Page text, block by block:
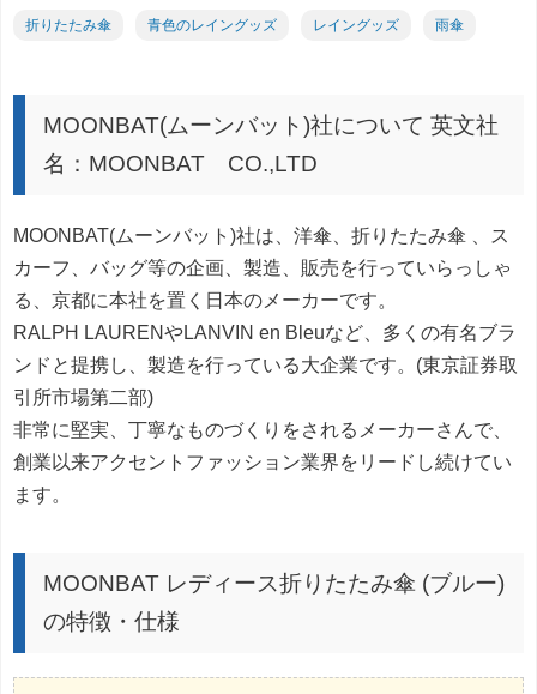
折りたたみ傘 青色のレイングッズ レイングッズ 雨傘
MOONBAT(ムーンバット)社について 英文社
名：MOONBAT CO.,LTD
MOONBAT(ムーンバット)社は、洋傘、折りたたみ傘 、ス
カーフ、バッグ等の企画、製造、販売を行っていらっしゃ
る、京都に本社を置く日本のメーカーです。
RALPH LAURENやLANVIN en Bleuなど、多くの有名ブラ
ンドと提携し、製造を行っている大企業です。(東京証券取
引所市場第二部)
非常に堅実、丁寧なものづくりをされるメーカーさんで、
創業以来アクセントファッション業界をリードし続けてい
ます。
MOONBAT レディース折りたたみ傘 (ブルー)
の特徴・仕様